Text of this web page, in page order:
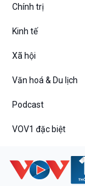
VOV1 đặc biệt
Chân dung cuộc
Chính trị
Kinh tế
Xã hội
Văn hoá & Du lịch
Podcast
VOV1 đặc biệt